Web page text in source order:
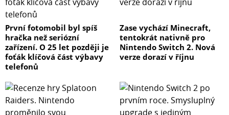
První fotomobil byl spíš
hračka než seriózní
zařízení. O 25 let později je
foťák klíčová část výbavy
telefonů
Zase vychází Minecraft,
tentokrát nativně pro
Nintendo Switch 2. Nová
verze dorazí v říjnu